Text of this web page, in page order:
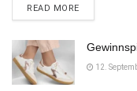
READ MOREDETAILS
12.